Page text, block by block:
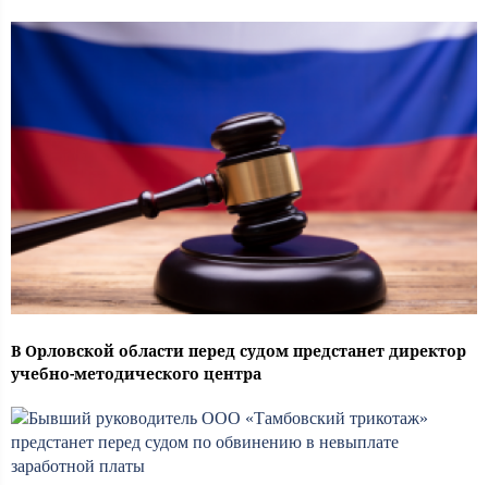
В Орловской области перед судом предстанет директор
учебно-методического центра